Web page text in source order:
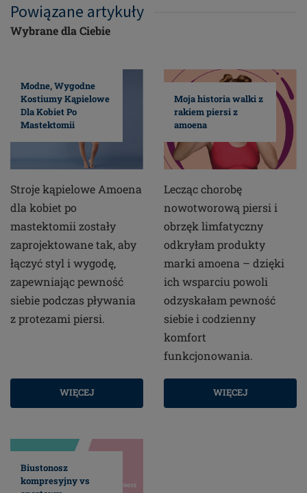
Powiązane artykuły
Wybrane dla Ciebie
Modne, Wygodne
Kostiumy Kąpielowe
Dla Kobiet Po
Mastektomii
Stroje kąpielowe Amoena
dla kobiet po
mastektomii zostały
zaprojektowane tak, aby
łączyć styl i wygodę,
zapewniając pewność
siebie podczas pływania
z protezami piersi.
WIĘCEJ
Moja historia walki z
rakiem piersi z
amoena
Lecząc chorobę
nowotworową piersi i
obrzęk limfatyczny
odkryłam produkty
marki amoena – dzięki
ich wsparciu powoli
odzyskałam pewność
siebie i codzienny
komfort
funkcjonowania.
WIĘCEJ
Biustonosz
kompresyjny vs